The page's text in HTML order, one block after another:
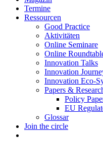
Termine
Ressourcen
Good Practice
Aktivitäten
Online Seminare
Online
Innovation Talks
Innovation
Innovation Eco-
Papers &
Policy
EU
Glossar
Join the circle